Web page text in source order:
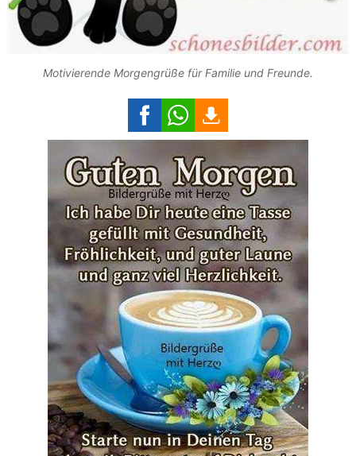
Motivierende Morgengrüße für Familie und Freunde.